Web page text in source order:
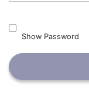
Show Password